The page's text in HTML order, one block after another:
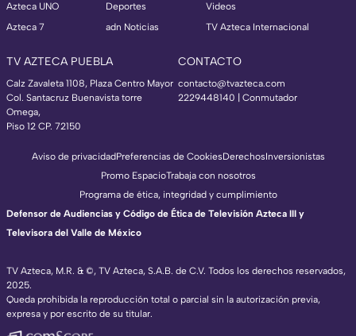
Azteca UNO
Azteca 7
Deportes
adn Noticias
Videos
TV Azteca Internacional
TV AZTECA PUEBLA
Calz Zavaleta 1108, Plaza Centro Mayor
Col. Santacruz Buenavista torre
Omega,
Piso 12 CP. 72150
CONTACTO
contacto@tvazteca.com
2229448140 | Conmutador
TV Azteca, M.R. & ©, TV Azteca, S.A.B. de C.V. Todos los derechos reservados,
2025.
Queda prohibida la reproducción total o parcial sin la autorización previa,
expresa y por escrito de su titular.
Aviso de privacidadPreferencias de CookiesDerechosInversionistas
Promo EspacioTrabaja con nosotros
Programa de ética, integridad y cumplimiento
Defensor de Audiencias y Código de Ética de Televisión Azteca III y
Televisora del Valle de México